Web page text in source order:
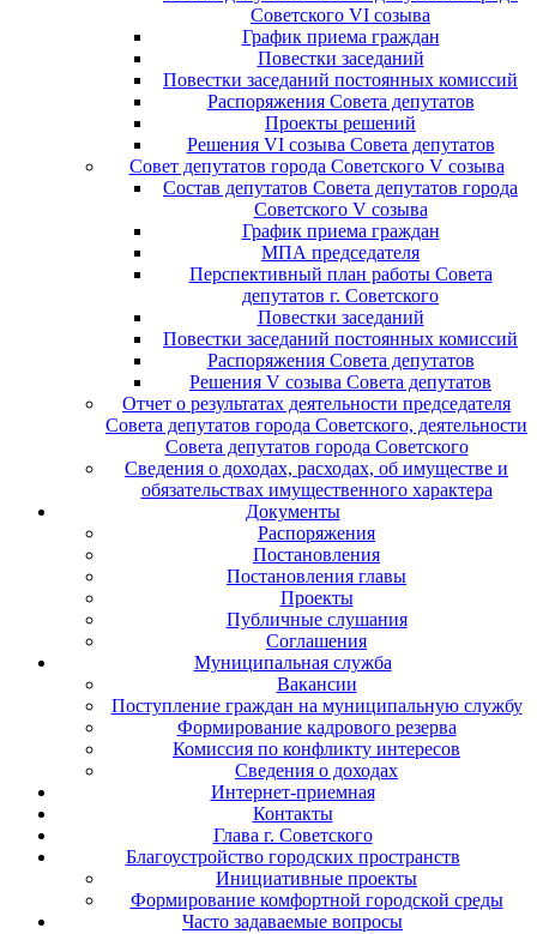
Советского VI созыва
График приема граждан
Повестки заседаний
Повестки заседаний постоянных комиссий
Распоряжения Совета депутатов
Проекты решений
Решения VI созыва Совета депутатов
Совет депутатов города Советского V созыва
Состав депутатов Совета депутатов города
Советского V созыва
График приема граждан
МПА председателя
Перспективный план работы Совета
депутатов г. Советского
Повестки заседаний
Повестки заседаний постоянных комиссий
Распоряжения Совета депутатов
Решения V созыва Совета депутатов
Отчет о результатах деятельности председателя
Совета депутатов города Советского, деятельности
Совета депутатов города Советского
Сведения о доходах, расходах, об имуществе и
обязательствах имущественного характера
Документы
Распоряжения
Постановления
Постановления главы
Проекты
Публичные слушания
Соглашения
Муниципальная служба
Вакансии
Поступление граждан на муниципальную службу
Формирование кадрового резерва
Комиссия по конфликту интересов
Сведения о доходах
Интернет-приемная
Контакты
Глава г. Советского
Благоустройство городских пространств
Инициативные проекты
Формирование комфортной городской среды
Часто задаваемые вопросы